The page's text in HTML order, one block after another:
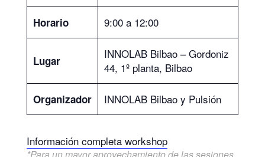
Horario 9:00 a 12:00
Lugar
INNOLAB Bilbao – Gordoniz
44, 1º planta, Bilbao
Organizador INNOLAB Bilbao y Pulsión
Información completa workshop